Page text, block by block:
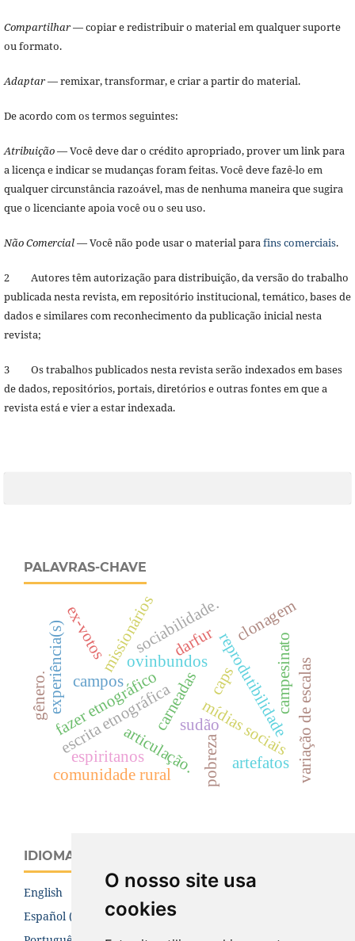
O nosso site usa
cookies
Compartilhar— copiar e redistribuir o material em qualquer suporte
ou formato.
Adaptar— remixar, transformar, e criar a partir do material.
De acordo com os termos seguintes:
Atribuição— Você deve dar o crédito apropriado, prover um link para
a licença e indicar se mudanças foram feitas. Você deve fazê-lo em
qualquer circunstância razoável, mas de nenhuma maneira que sugira
que o licenciante apoia você ou o seu uso.
Não Comercial— Você não pode usar o material parafins comerciais.
2 Autores têm autorização para distribuição, da versão do trabalho
publicada nesta revista, em repositório institucional, temático, bases de
dados e similares com reconhecimento da publicação inicial nesta
revista;
3 Os trabalhos publicados nesta revista serão indexados em bases
de dados, repositórios, portais, diretórios e outras fontes em que a
revista está e vier a estar indexada.
PALAVRAS-CHAVE
mídias sociais
reprodutibilidade
ovinbundos
missionáriossociabilidade.
campesinato
carneadas
escrita etnográfica
fazer etnográfico
ex-votos
sudão
experiência(s) variação de escalas
articulação.
campos
espiritanos
darfur
comunidade rural pobreza
gênero.
clonagem
artefatos
caps
IDIOMA
English
Español (España)